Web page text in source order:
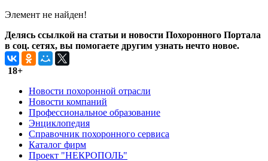
Элемент не найден!
Делясь ссылкой на статьи и новости Похоронного Портала
в соц. сетях, вы помогаете другим узнать нечто новое.
18+
Новости похоронной отрасли
Новости компаний
Профессиональное образование
Энциклопедия
Справочник похоронного сервиса
Каталог фирм
Проект "НЕКРОПОЛЬ"